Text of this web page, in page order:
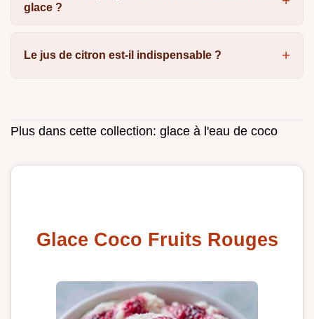
glace ?
Le jus de citron est-il indispensable ?
Plus dans cette collection: glace à l'eau de coco
Glace Coco Fruits Rouges